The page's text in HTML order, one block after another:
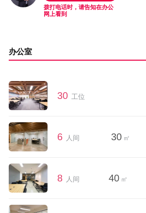
拨打电话时，请告知在办公
网上看到
办公室
30 工位
6 人间 30 ㎡
8 人间 40 ㎡